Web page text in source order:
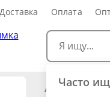
Доставка Оплата
Часто
АКЦИИ